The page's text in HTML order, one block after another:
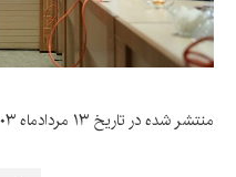
منتشر شده در تاریخ ۱۳ مردادماه ۱۴۰۳